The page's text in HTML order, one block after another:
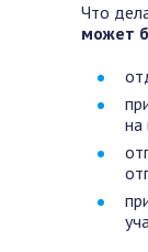
Что
может
на